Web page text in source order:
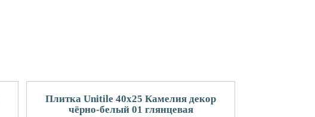
Плитка Unitile 40x25 Камелия декор
чёрно-белый 01 глянцевая